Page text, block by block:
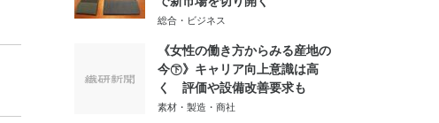
総合・ビジネス
《女性の働き方からみる産地の
今㊦》キャリア向上意識は高
く 評価や設備改善要求も
素材・製造・商社